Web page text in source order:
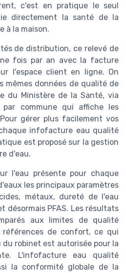
c'est en pratique le seul
directement la santé de la
à la maison.
de distribution, ce relevé de
fois par an avec la facture
l'espace client en ligne. On
mêmes données de qualité de
du Ministère de la Santé, via
commune qui affiche les
gérer plus facilement vos
infofacture eau qualité
est proposé sur la gestion
d'eau.
l'eau présente pour chaque
les principaux paramètres
métaux, dureté de l'eau
désormais PFAS. Les résultats
aux limites de qualité
références de confort, ce qui
robinet est autorisée pour la
L'infofacture eau qualité
la conformité globale de la